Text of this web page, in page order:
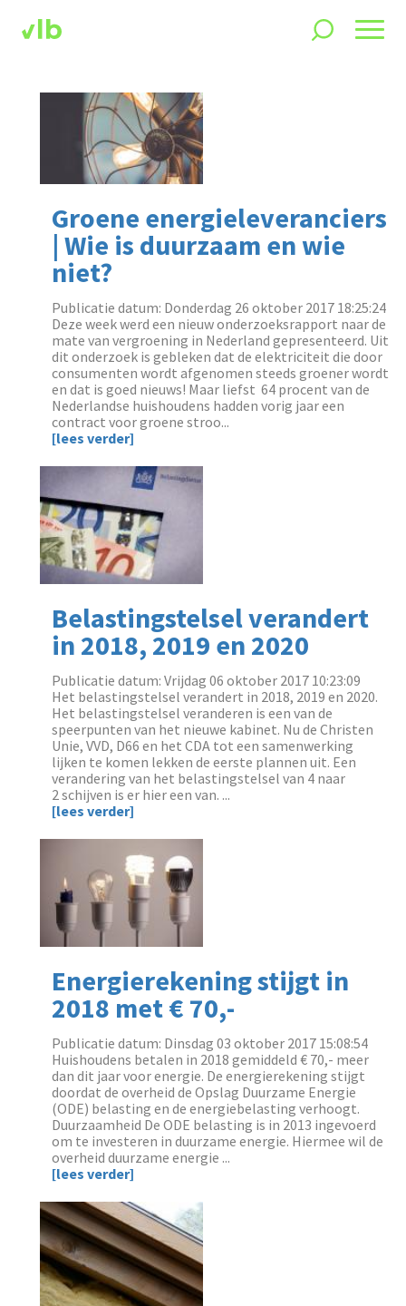
Groene energieleveranciers
| Wie is duurzaam en wie
niet?
Publicatie datum: Donderdag 26 oktober 2017 18:25:24
Deze week werd een nieuw onderzoeksrapport naar de
mate van vergroening in Nederland gepresenteerd. Uit
dit onderzoek is gebleken dat de elektriciteit die door
consumenten wordt afgenomen steeds groener wordt
en dat is goed nieuws! Maar liefst 64 procent van de
Nederlandse huishoudens hadden vorig jaar een
contract voor groene stroo...
[lees verder]
Belastingstelsel verandert
in 2018, 2019 en 2020
Publicatie datum: Vrijdag 06 oktober 2017 10:23:09
Het belastingstelsel verandert in 2018, 2019 en 2020.
Het belastingstelsel veranderen is een van de
speerpunten van het nieuwe kabinet. Nu de Christen
Unie, VVD, D66 en het CDA tot een samenwerking
lijken te komen lekken de eerste plannen uit. Een
verandering van het belastingstelsel van 4 naar
2 schijven is er hier een van. ...
[lees verder]
Energierekening stijgt in
2018 met € 70,-
Publicatie datum: Dinsdag 03 oktober 2017 15:08:54
Huishoudens betalen in 2018 gemiddeld € 70,- meer
dan dit jaar voor energie. De energierekening stijgt
doordat de overheid de Opslag Duurzame Energie
(ODE) belasting en de energiebelasting verhoogt.
Duurzaamheid De ODE belasting is in 2013 ingevoerd
om te investeren in duurzame energie. Hiermee wil de
overheid duurzame energie ...
[lees verder]